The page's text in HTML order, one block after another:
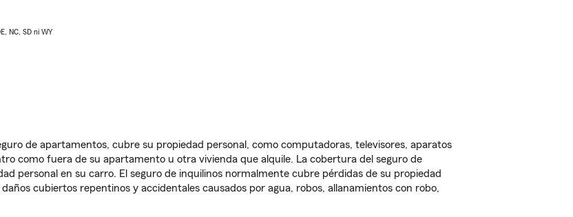
NC, SD ni WY
de apartamentos, cubre su propiedad personal, como computadoras, televisores, aparatos
como fuera de su apartamento u otra vivienda que alquile. La cobertura del seguro de
personal en su carro. El seguro de inquilinos normalmente cubre pérdidas de su propiedad
cubiertos repentinos y accidentales causados por agua, robos, allanamientos con robo,